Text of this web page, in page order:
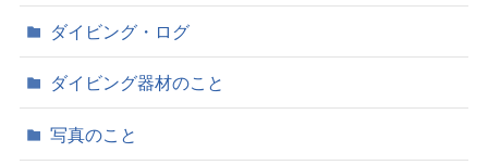
ダイビング・ログ
ダイビング器材のこと
写真のこと